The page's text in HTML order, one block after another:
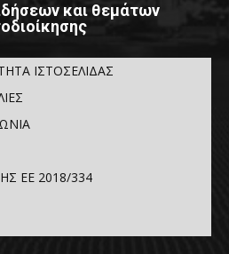
και θεμάτων
ΙΣΤΟΣΕΛΙΔΑΣ
ΕΕ 2018/334